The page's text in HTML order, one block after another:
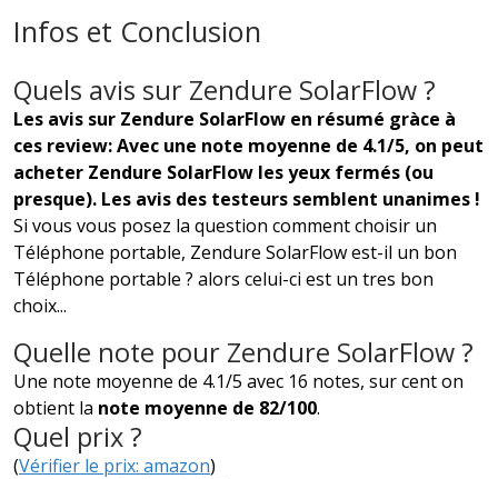
Infos et Conclusion
Quels avis sur Zendure SolarFlow ?
Les avis sur Zendure SolarFlow en résumé gràce à
ces review: Avec une note moyenne de 4.1/5, on peut
acheter Zendure SolarFlow les yeux fermés (ou
presque). Les avis des testeurs semblent unanimes !
Si vous vous posez la question comment choisir un
Téléphone portable, Zendure SolarFlow est-il un bon
Téléphone portable ? alors celui-ci est un tres bon
choix...
Quelle note pour Zendure SolarFlow ?
Une note moyenne de 4.1/5 avec 16 notes, sur cent on
obtient la note moyenne de 82/100.
Quel prix ?
(Vérifier le prix: amazon)